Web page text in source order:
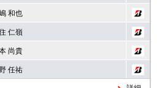
和也
仁嶺
尚貴
任祐